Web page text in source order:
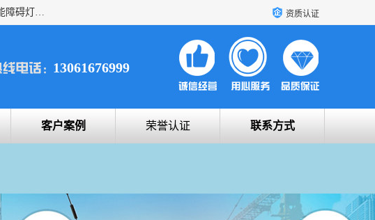
上海宇叶电子科技有限公司是吊钩视频监控、升降机监控、卸料平台监控、塔吊防碰撞、黑匣子防碰撞、风速仪，太阳能障碍灯安全提示灯等一系列升降机的常用配件产品专业研发生产加工的公司，拥有完整、科学的质量管理体系。 资质认证
13061676999
客户案例 荣誉认证 联系方式